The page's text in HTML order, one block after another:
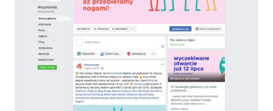
Proces
Kontakt